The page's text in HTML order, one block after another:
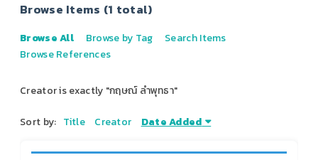
Browse Items (1 total)
Browse All Browse by Tag
Search Items
Browse References
Creator is exactly "กฤษณ์ ลำพุทธา"
Sort by: Title Creator Date Added